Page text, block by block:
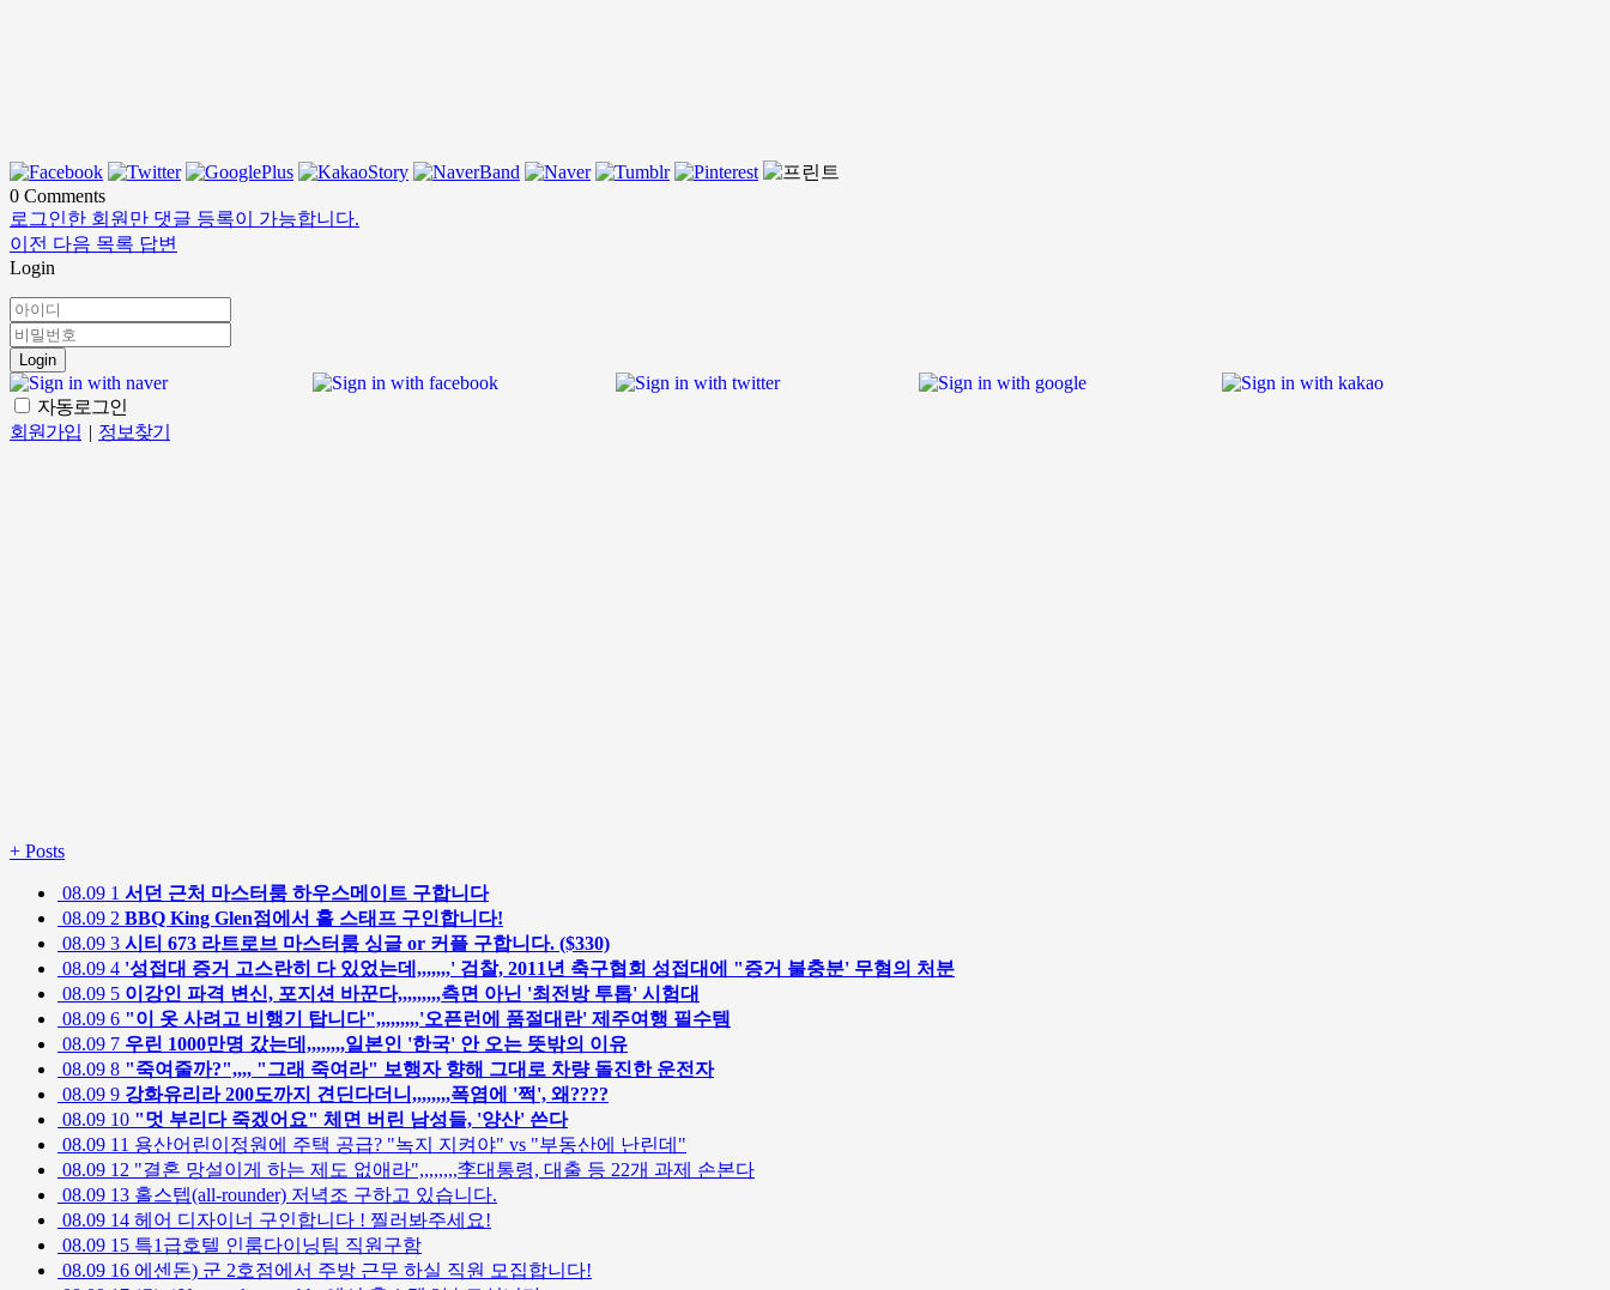
0 Comments
로그인한 회원만 댓글 등록이 가능합니다.
이전 다음 목록 답변
Login
Login
자동로그인
회원가입 | 정보찾기
+ Posts
08.09 1 서던 근처 마스터룸 하우스메이트 구합니다
08.09 2 BBQ King Glen점에서 홀 스태프 구인합니다!
08.09 3 시티 673 라트로브 마스터룸 싱글 or 커플 구합니다. ($330)
08.09 4 '성접대 증거 고스란히 다 있었는데,,,,,,,' 검찰, 2011년 축구협회 성접대에 "증거 불충분' 무혐의 처분
08.09 5 이강인 파격 변신, 포지션 바꾼다,,,,,,,,,측면 아닌 '최전방 투톱' 시험대
08.09 6 "이 옷 사려고 비행기 탑니다",,,,,,,,,'오픈런에 품절대란' 제주여행 필수템
08.09 7 우린 1000만명 갔는데,,,,,,,,일본인 '한국' 안 오는 뜻밖의 이유
08.09 8 "죽여줄까?",,,, "그래 죽여라" 보행자 향해 그대로 차량 돌진한 운전자
08.09 9 강화유리라 200도까지 견딘다더니,,,,,,,,폭염에 '쩍', 왜????
08.09 10 "멋 부리다 죽겠어요" 체면 버린 남성들, '양산' 쓴다
08.09 11 용산어린이정원에 주택 공급? "녹지 지켜야" vs "부동산에 난린데"
08.09 12 "결혼 망설이게 하는 제도 없애라",,,,,,,,李대통령, 대출 등 22개 과제 손본다
08.09 13 홀스텝(all-rounder) 저녁조 구하고 있습니다.
08.09 14 헤어 디자이너 구인합니다 ! 찔러봐주세요!
08.09 15 특1급호텔 인룸다이닝팀 직원구함
08.09 16 에센돈) 군 2호점에서 주방 근무 하실 직원 모집합니다!